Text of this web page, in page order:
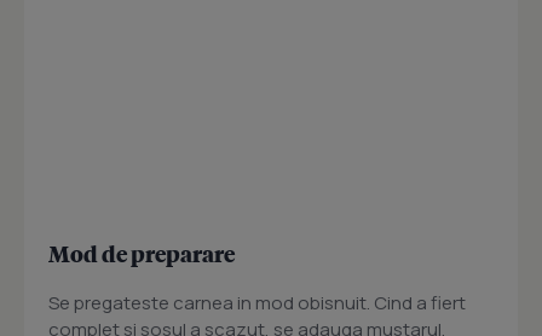
Mod de preparare
Se pregateste carnea in mod obisnuit. Cind a fiert
complet si sosul a scazut, se adauga mustarul,